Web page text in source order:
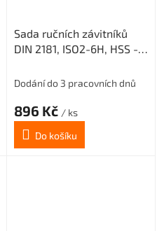
Sada ručních závitníků
DIN 2181, ISO2-6H, HSS -
M10x0,75 /0300/
Dodání do 3 pracovních dnů
896 Kč / ks
Do košíku